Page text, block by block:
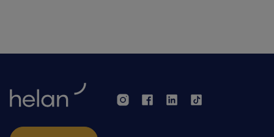
vous facilitera grandement la vie.